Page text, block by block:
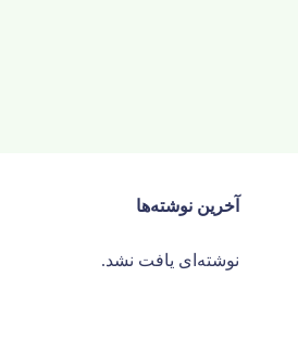
آخرین نوشته‌ها
نوشته‌ای یافت نشد.